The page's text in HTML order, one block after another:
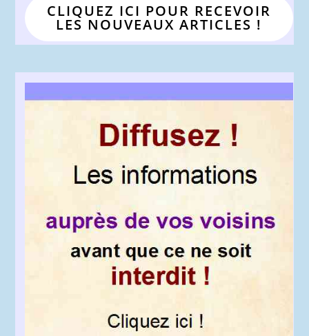
CLIQUEZ ICI POUR RECEVOIR
LES NOUVEAUX ARTICLES !